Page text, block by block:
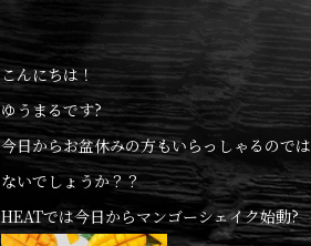
こんにちは！
ゆうまるです?
今日からお盆休みの方もいらっしゃるのでは
ないでしょうか？？
HEATでは今日からマンゴーシェイク始動?